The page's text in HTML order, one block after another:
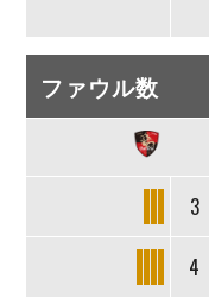
ファウル数
3
4